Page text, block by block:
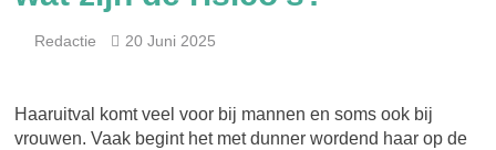
Redactie 20 Juni 2025
Haaruitval komt veel voor bij mannen en soms ook bij
vrouwen. Vaak begint het met dunner wordend haar op de